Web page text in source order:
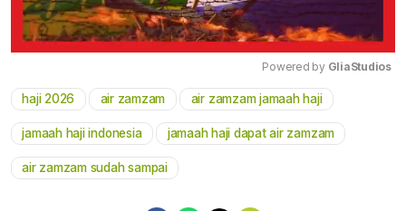
Mute
Powered by GliaStudios
haji 2026 air zamzam air zamzam jamaah haji
jamaah haji indonesia jamaah haji dapat air zamzam
air zamzam sudah sampai